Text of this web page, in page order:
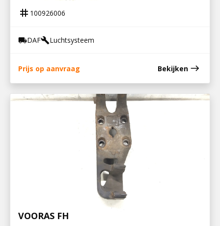
tag 100926006
local_shippingDAFbuildLuchtsysteem
Prijs op aanvraag Bekijken east
STEUN V STABILISATOR EN LUCHTBALG
VOORAS FH